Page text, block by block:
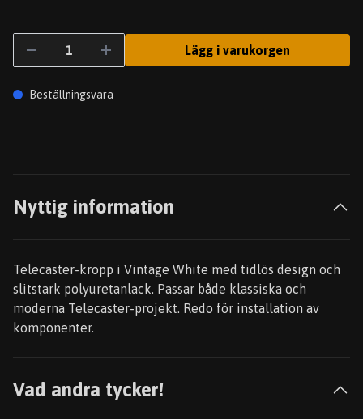
Lägg i varukorgen
Beställningsvara
Nyttig information
Telecaster-kropp i Vintage White med tidlös design och
slitstark polyuretanlack. Passar både klassiska och
moderna Telecaster-projekt. Redo för installation av
komponenter.
Vad andra tycker!